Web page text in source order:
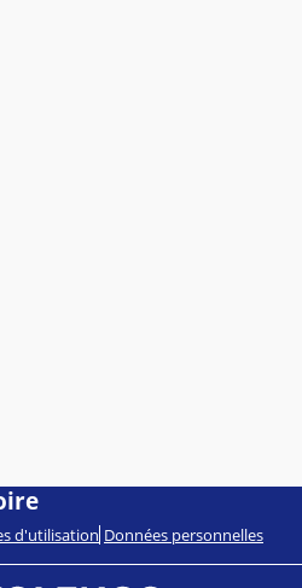
d'utilisation Données personnelles